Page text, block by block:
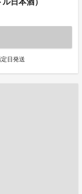
日本酒）
日発送